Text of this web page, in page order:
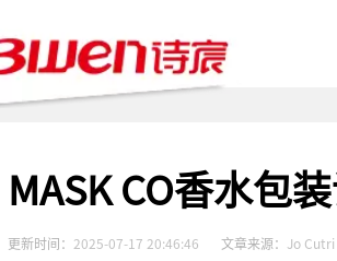
MASK CO香水包
更新时间： 2025-07-17 20:46:46 文章来源： Jo